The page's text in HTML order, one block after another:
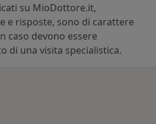
su MioDottore.it,
e risposte, sono di carattere
caso devono essere
di una visita specialistica.